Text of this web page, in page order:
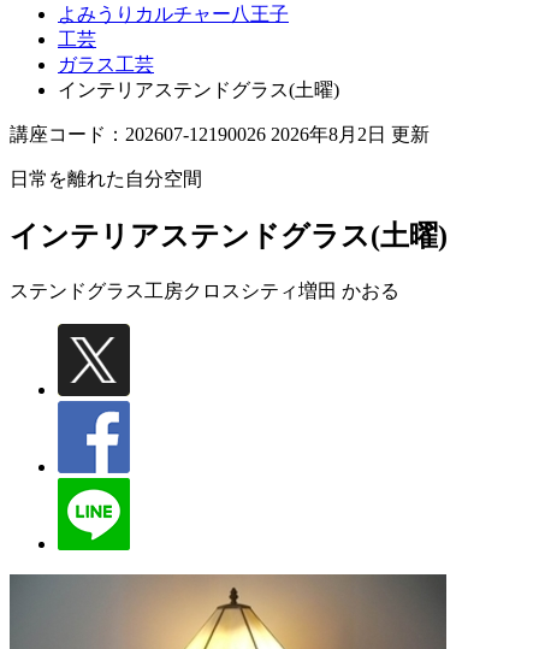
よみうりカルチャー八王子
工芸
ガラス工芸
インテリアステンドグラス(土曜)
講座コード：202607-12190026 2026年8月2日 更新
日常を離れた自分空間
インテリアステンドグラス(土曜)
ステンドグラス工房クロスシティ増田 かおる